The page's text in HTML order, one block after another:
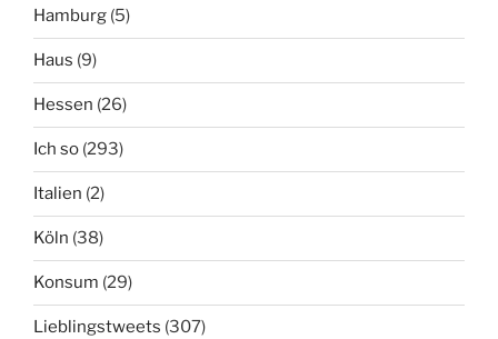
Hamburg (5)
Haus (9)
Hessen (26)
Ich so (293)
Italien (2)
Köln (38)
Konsum (29)
Lieblingstweets (307)